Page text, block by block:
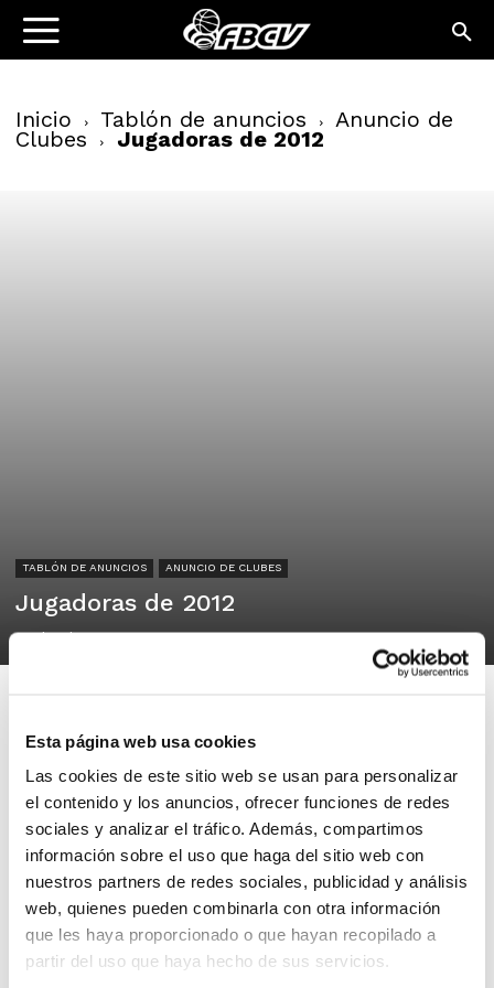
Esta página web usa cookies
Las cookies de este sitio web se usan para personalizar
el contenido y los anuncios, ofrecer funciones de redes
sociales y analizar el tráfico. Además, compartimos
información sobre el uso que haga del sitio web con
nuestros partners de redes sociales, publicidad y análisis
web, quienes pueden combinarla con otra información
que les haya proporcionado o que hayan recopilado a
partir del uso que haya hecho de sus servicios.
Inicio Tablón de anuncios Anuncio de
Clubes Jugadoras de 2012
TABLÓN DE ANUNCIOS ANUNCIO DE CLUBES
Jugadoras de 2012
22/05/2025
Club Baloncesto Escolapias
Valencia
En el CB Escolapias buscamos
jugadoras nacidas en 2012 para
completar el equipo infantil femenino
de la temporada 2025-2026 en